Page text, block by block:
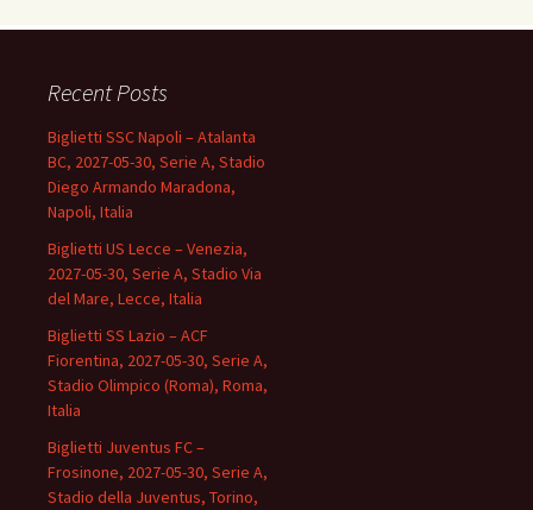
Recent Posts
Biglietti SSC Napoli – Atalanta
BC, 2027-05-30, Serie A, Stadio
Diego Armando Maradona,
Napoli, Italia
Biglietti US Lecce – Venezia,
2027-05-30, Serie A, Stadio Via
del Mare, Lecce, Italia
Biglietti SS Lazio – ACF
Fiorentina, 2027-05-30, Serie A,
Stadio Olimpico (Roma), Roma,
Italia
Biglietti Juventus FC –
Frosinone, 2027-05-30, Serie A,
Stadio della Juventus, Torino,